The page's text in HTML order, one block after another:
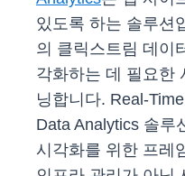
있도록 하는 솔루션
의 클릭스트림 데이
각화하는 데 필요한
닝합니다. Real-
Data Analytics 솔루
시각화를 위한 프레